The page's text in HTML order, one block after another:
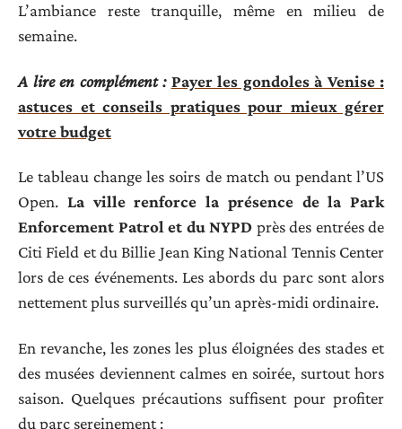
L’ambiance reste tranquille, même en milieu de
semaine.
A lire en complément : Payer les gondoles à Venise :
astuces et conseils pratiques pour mieux gérer
votre budget
Le tableau change les soirs de match ou pendant l’US
Open. La ville renforce la présence de la Park
Enforcement Patrol et du NYPD près des entrées de
Citi Field et du Billie Jean King National Tennis Center
lors de ces événements. Les abords du parc sont alors
nettement plus surveillés qu’un après-midi ordinaire.
En revanche, les zones les plus éloignées des stades et
des musées deviennent calmes en soirée, surtout hors
saison. Quelques précautions suffisent pour profiter
du parc sereinement :